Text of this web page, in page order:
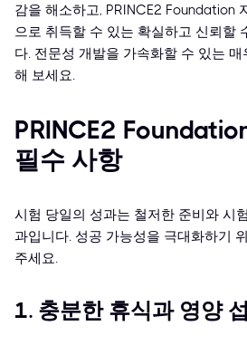
감을 해소하고, PRINCE2 Foundation
으로 취득할 수 있는 확실하고 신뢰할
다. 전문성 개발을 가속화할 수 있는
해 보세요.
PRINCE2
필수 사항
시험 당일의 성과는 철저한 준비와 시
과입니다. 성공 가능성을 극대화하기
주세요.
1. 충분한 휴식과 영양